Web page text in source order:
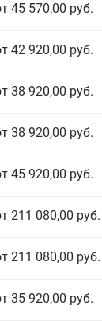
45 570,00 руб.
42 920,00 руб.
38 920,00 руб.
38 920,00 руб.
45 920,00 руб.
211 080,00 руб.
211 080,00 руб.
35 920,00 руб.